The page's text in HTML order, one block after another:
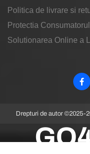
Politica de livrare si
Protectia
Solutionarea Online a
Drepturi de autor ©2025-